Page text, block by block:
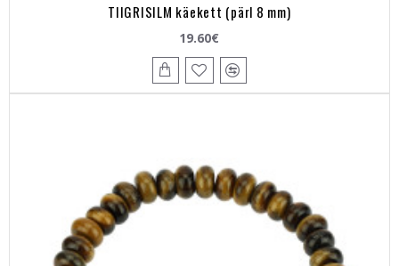
TIIGRISILM käekett (pärl 8 mm)
19.60€